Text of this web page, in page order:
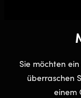
Sie möchten
überraschen
einem